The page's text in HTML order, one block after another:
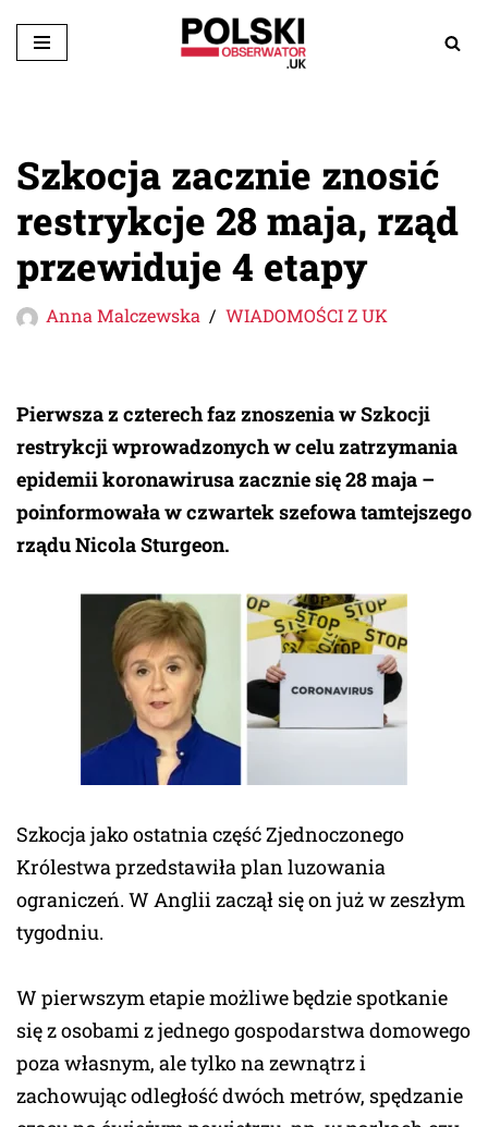
Przejdź
Szkocja zacznie znosić
restrykcje 28 maja, rząd
przewiduje 4 etapy
Anna Malczewska WIADOMOŚCI Z UK
Pierwsza z czterech faz znoszenia w Szkocji
restrykcji wprowadzonych w celu zatrzymania
epidemii koronawirusa zacznie się 28 maja –
poinformowała w czwartek szefowa tamtejszego
rządu Nicola Sturgeon.
Szkocja jako ostatnia część Zjednoczonego
Królestwa przedstawiła plan luzowania
ograniczeń. W Anglii zaczął się on już w zeszłym
tygodniu.
W pierwszym etapie możliwe będzie spotkanie
się z osobami z jednego gospodarstwa domowego
poza własnym, ale tylko na zewnątrz i
zachowując odległość dwóch metrów, spędzanie